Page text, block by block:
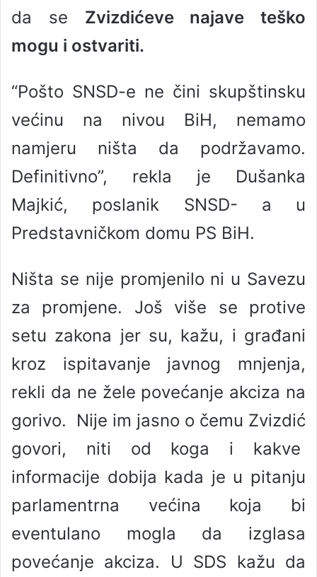
da se Zvizdićeve najave teško
mogu i ostvariti.
“Pošto SNSD-e ne čini skupštinsku
većinu na nivou BiH, nemamo
namjeru ništa da podržavamo.
Definitivno”, rekla je Dušanka
Majkić, poslanik SNSD- a u
Predstavničkom domu PS BiH.
Ništa se nije promjenilo ni u Savezu
za promjene. Još više se protive
setu zakona jer su, kažu, i građani
kroz ispitavanje javnog mnjenja,
rekli da ne žele povećanje akciza na
gorivo. Nije im jasno o čemu Zvizdić
govori, niti od koga i kakve
informacije dobija kada je u pitanju
parlamentrna većina koja bi
eventulano mogla da izglasa
povećanje akciza. U SDS kažu da